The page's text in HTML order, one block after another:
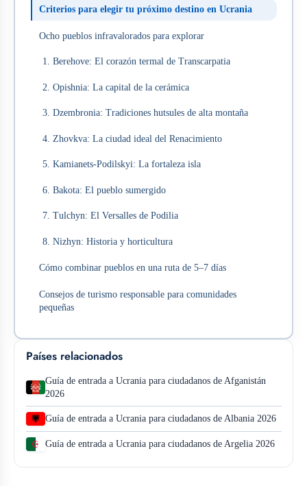
Criterios para elegir tu próximo destino en Ucrania
Ocho pueblos infravalorados para explorar
1. Berehove: El corazón termal de Transcarpatia
2. Opishnia: La capital de la cerámica
3. Dzembronia: Tradiciones hutsules de alta montaña
4. Zhovkva: La ciudad ideal del Renacimiento
5. Kamianets-Podilskyi: La fortaleza isla
6. Bakota: El pueblo sumergido
7. Tulchyn: El Versalles de Podilia
8. Nizhyn: Historia y horticultura
Cómo combinar pueblos en una ruta de 5–7 días
Consejos de turismo responsable para comunidades
pequeñas
Países relacionados
Guía de entrada a Ucrania para ciudadanos de Afganistán
2026
Guía de entrada a Ucrania para ciudadanos de Albania 2026
Guía de entrada a Ucrania para ciudadanos de Argelia 2026